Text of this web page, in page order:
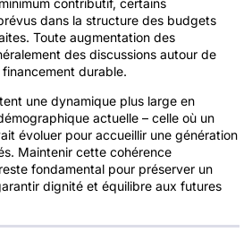
dans la structure des budgets
Toute augmentation des
des discussions autour de
durable.
une dynamique plus large en
actuelle – celle où un
évoluer pour accueillir une génération
Maintenir cette cohérence
fondamental pour préserver un
dignité et équilibre aux futures